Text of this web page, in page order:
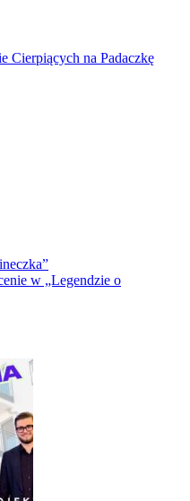
Cierpiących na Padaczkę
w „Legendzie o